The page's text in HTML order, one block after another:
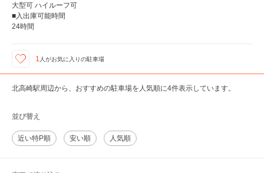
大型可 ハイルーフ可
■入出庫可能時間
24時間
1 人がお気に入りの駐車場
北高崎駅周辺から、おすすめの駐車場を人気順に4件表示しています。
並び替え
近い特P順 安い順 人気順